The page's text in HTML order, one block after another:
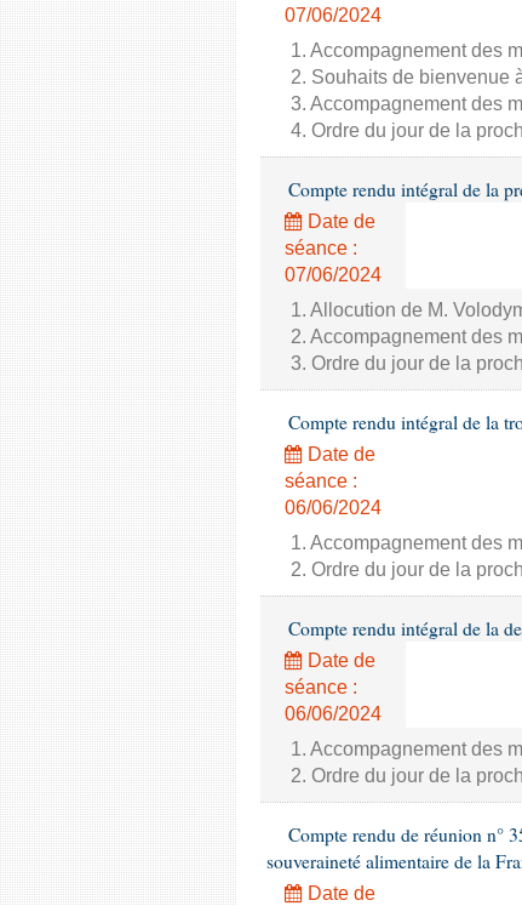
07/06/2024
1. Accompagnement des
2. Souhaits de bienvenue
3. Accompagnement des
4. Ordre du jour de la
Compte rendu intégral de la
Date de
séance :
07/06/2024
1. Allocution de M.
2. Accompagnement des
3. Ordre du jour de la
Compte rendu intégral de la
Date de
séance :
06/06/2024
1. Accompagnement des
2. Ordre du jour de la
Compte rendu intégral de la
Date de
séance :
06/06/2024
1. Accompagnement des
2. Ordre du jour de la
Compte rendu de réunion n°
souveraineté alimentaire de la
Date de